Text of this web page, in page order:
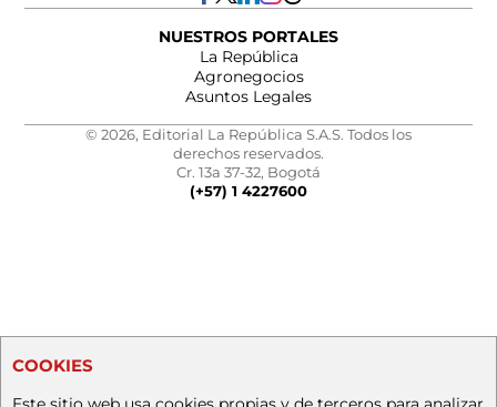
NUESTROS PORTALES
La República
Agronegocios
Asuntos Legales
© 2026, Editorial La República S.A.S. Todos los
derechos reservados.
Cr. 13a 37-32, Bogotá
(+57) 1 4227600
COOKIES